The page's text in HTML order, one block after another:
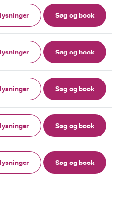
Søg og book
Søg og book
Søg og book
Søg og book
Søg og book